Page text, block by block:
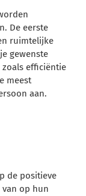
De eerste
ruimtelijke
gewenste
efficiëntie
meest
aan.
de positieve
van op hun